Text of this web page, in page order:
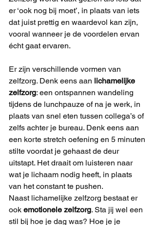
er ‘ook nog bij moet’, in plaats van iets
dat juist prettig en waardevol kan zijn,
vooral wanneer je de voordelen ervan
écht gaat ervaren.
Er zijn verschillende vormen van
zelfzorg. Denk eens aan lichamelijke
zelfzorg: een ontspannen wandeling
tijdens de lunchpauze of na je werk, in
plaats van snel eten tussen collega’s of
zelfs achter je bureau. Denk eens aan
een korte stretch oefening en 5 minuten
stilte voordat je gehaast de deur
uitstapt. Het draait om luisteren naar
wat je lichaam nodig heeft, in plaats
van het constant te pushen.
Naast lichamelijke zelfzorg bestaat er
ook emotionele zelfzorg. Sta jij wel een
stil bij hoe je dag was? Hoe je je